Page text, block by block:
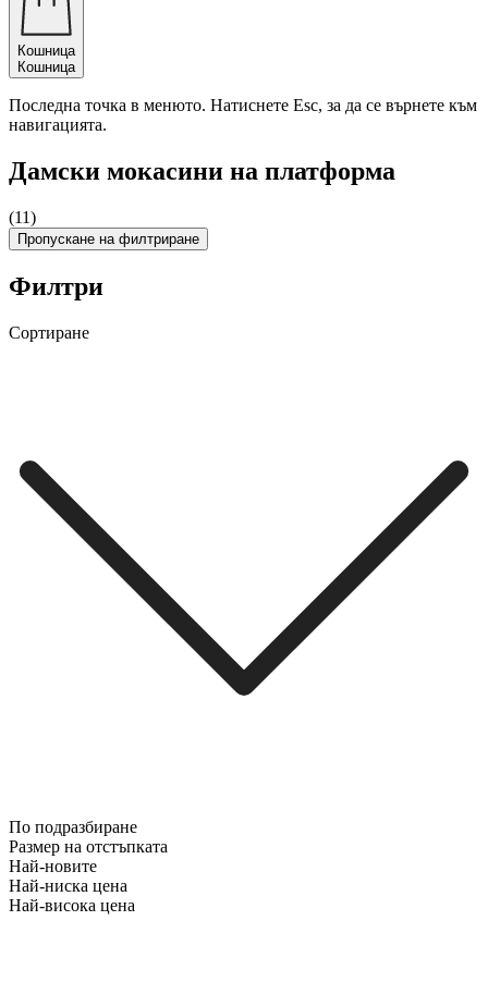
Кошница
Кошница
Последна точка в менюто. Натиснете Esc, за да се върнете към
навигацията.
Дамски мокасини на платформа
(11)
Пропускане на филтриране
Филтри
Сортиране
По подразбиране
Размер на отстъпката
Най-новите
Най-ниска цена
Най-висока цена